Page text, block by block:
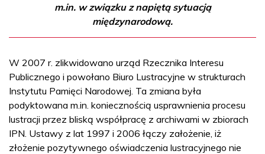
m.in. w związku z napiętą sytuacją
międzynarodową.
W 2007 r. zlikwidowano urząd Rzecznika Interesu
Publicznego i powołano Biuro Lustracyjne w strukturach
Instytutu Pamięci Narodowej. Ta zmiana była
podyktowana m.in. koniecznością usprawnienia procesu
lustracji przez bliską współpracę z archiwami w zbiorach
IPN. Ustawy z lat 1997 i 2006 łączy założenie, iż
złożenie pozytywnego oświadczenia lustracyjnego nie